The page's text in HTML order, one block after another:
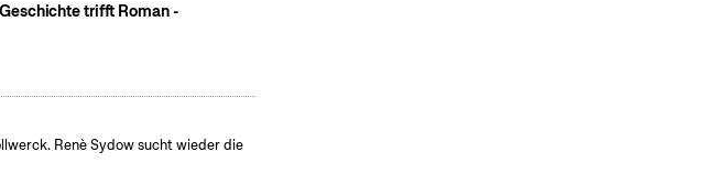
trifft Roman -
Renè Sydow sucht wieder die